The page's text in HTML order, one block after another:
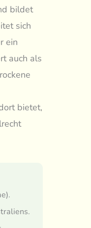
bildet
sich
ein
auch als
bietet,